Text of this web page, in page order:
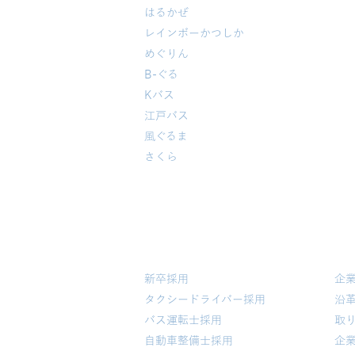
はるかぜ
レインボーかつしか
めぐりん
B-ぐる
Kバス
江戸バス
​風ぐるま
​さくら
新卒採用
タクシードライバー採用
バス運転士採用
​自動車整備士採用
企
沿革
取
企